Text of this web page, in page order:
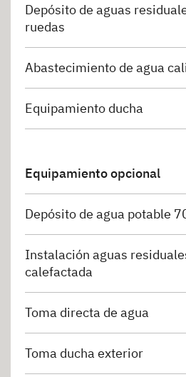
Depósito de aguas
ruedas
Abastecimiento de agua
Equipamiento ducha
Equipamiento opcional
Depósito de agua potable
Instalación aguas
calefactada
Toma directa de agua
Toma ducha exterior
Filtrar resultados